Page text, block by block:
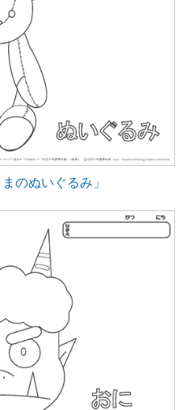
のぬいぐるみ」